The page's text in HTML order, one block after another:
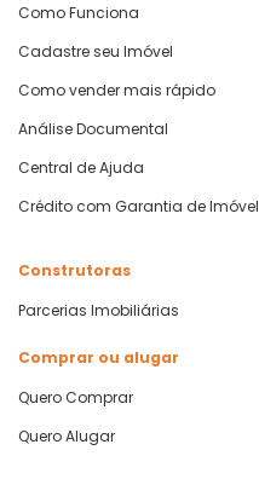
Como Funciona
Cadastre seu Imóvel
Como vender mais rápido
Análise Documental
Central de Ajuda
Crédito com Garantia de Imóvel
Construtoras
Parcerias Imobiliárias
Comprar ou alugar
Quero Comprar
Quero Alugar